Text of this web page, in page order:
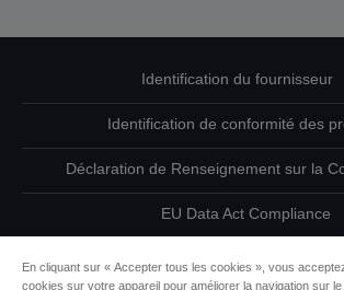
Identification du fournisseur
Identification de conformité des
Déclaration de Renseignement sur la
EU Data Act Compliance
En cliquant sur « Accepter tous les cookies », vous
cookies sur votre appareil pour améliorer la navigation sur